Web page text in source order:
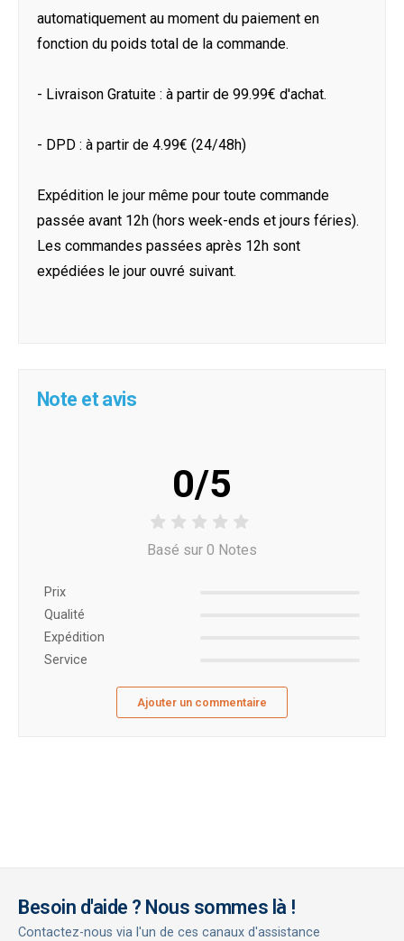
automatiquement au moment du paiement en
fonction du poids total de la commande.
- Livraison Gratuite : à partir de 99.99€ d'achat.
- DPD : à partir de 4.99€ (24/48h)
Expédition le jour même pour toute commande
passée avant 12h (hors week-ends et jours féries).
Les commandes passées après 12h sont
expédiées le jour ouvré suivant.
Note et avis
0/5
Basé sur 0 Notes
Prix ​​
Qualité
Expédition
Service
Ajouter un commentaire
Besoin d'aide ? Nous sommes là !
Contactez-nous via l'un de ces canaux d'assistance